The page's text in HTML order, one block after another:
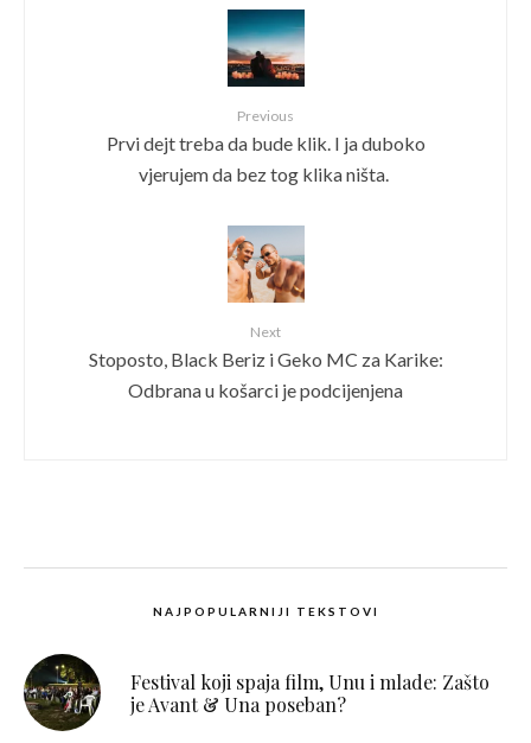
Previous
Prvi dejt treba da bude klik. I ja duboko
vjerujem da bez tog klika ništa.
Next
Stoposto, Black Beriz i Geko MC za Karike:
Odbrana u košarci je podcijenjena
NAJPOPULARNIJI TEKSTOVI
Festival koji spaja film, Unu i mlade: Zašto
je Avant & Una poseban?